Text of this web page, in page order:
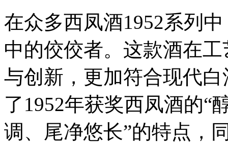
在众多西凤酒1952系列
中的佼佼者。这款酒在
与创新，更加符合现代
了1952年获奖西凤酒的“
调、尾净悠长”的特点，